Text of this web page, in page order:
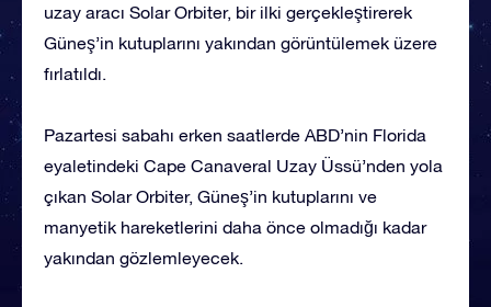
uzay aracı Solar Orbiter, bir ilki gerçekleştirerek
Güneş’in kutuplarını yakından görüntülemek üzere
fırlatıldı.
Pazartesi sabahı erken saatlerde ABD’nin Florida
eyaletindeki Cape Canaveral Uzay Üssü’nden yola
çıkan Solar Orbiter, Güneş’in kutuplarını ve
manyetik hareketlerini daha önce olmadığı kadar
yakından gözlemleyecek.